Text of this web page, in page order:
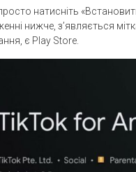
натисніть
нижче, з’являється
є Play Store.